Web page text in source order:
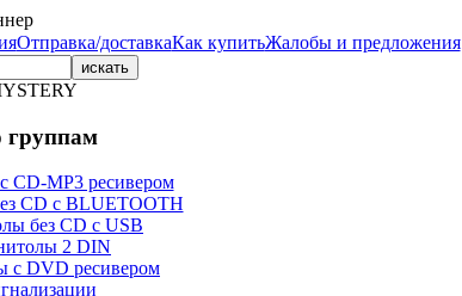
Отправка/доставкаКак купитьЖалобы и предложения
группам
CD-MP3 ресивером
CD с BLUETOOTH
без CD с USB
2 DIN
с DVD ресивером